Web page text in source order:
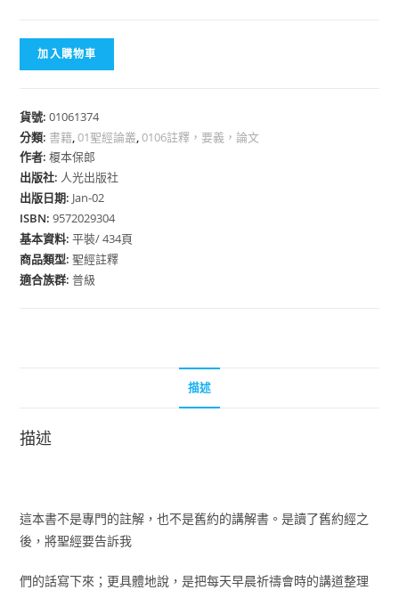
加入購物車
貨號:01061374
分類: 書籍,01聖經論叢,0106註釋，要義，論文
作者:榎本保郎
出版社: 人光出版社
出版日期: Jan-02
ISBN:9572029304
基本資料:平裝/ 434頁
商品類型:聖經註釋
適合族群:普級
描述
描述
這本書不是專門的註解，也不是舊約的講解書。是讀了舊約經之
後，將聖經要告訴我
們的話寫下來；更具體地說，是把每天早晨祈禱會時的講道整理